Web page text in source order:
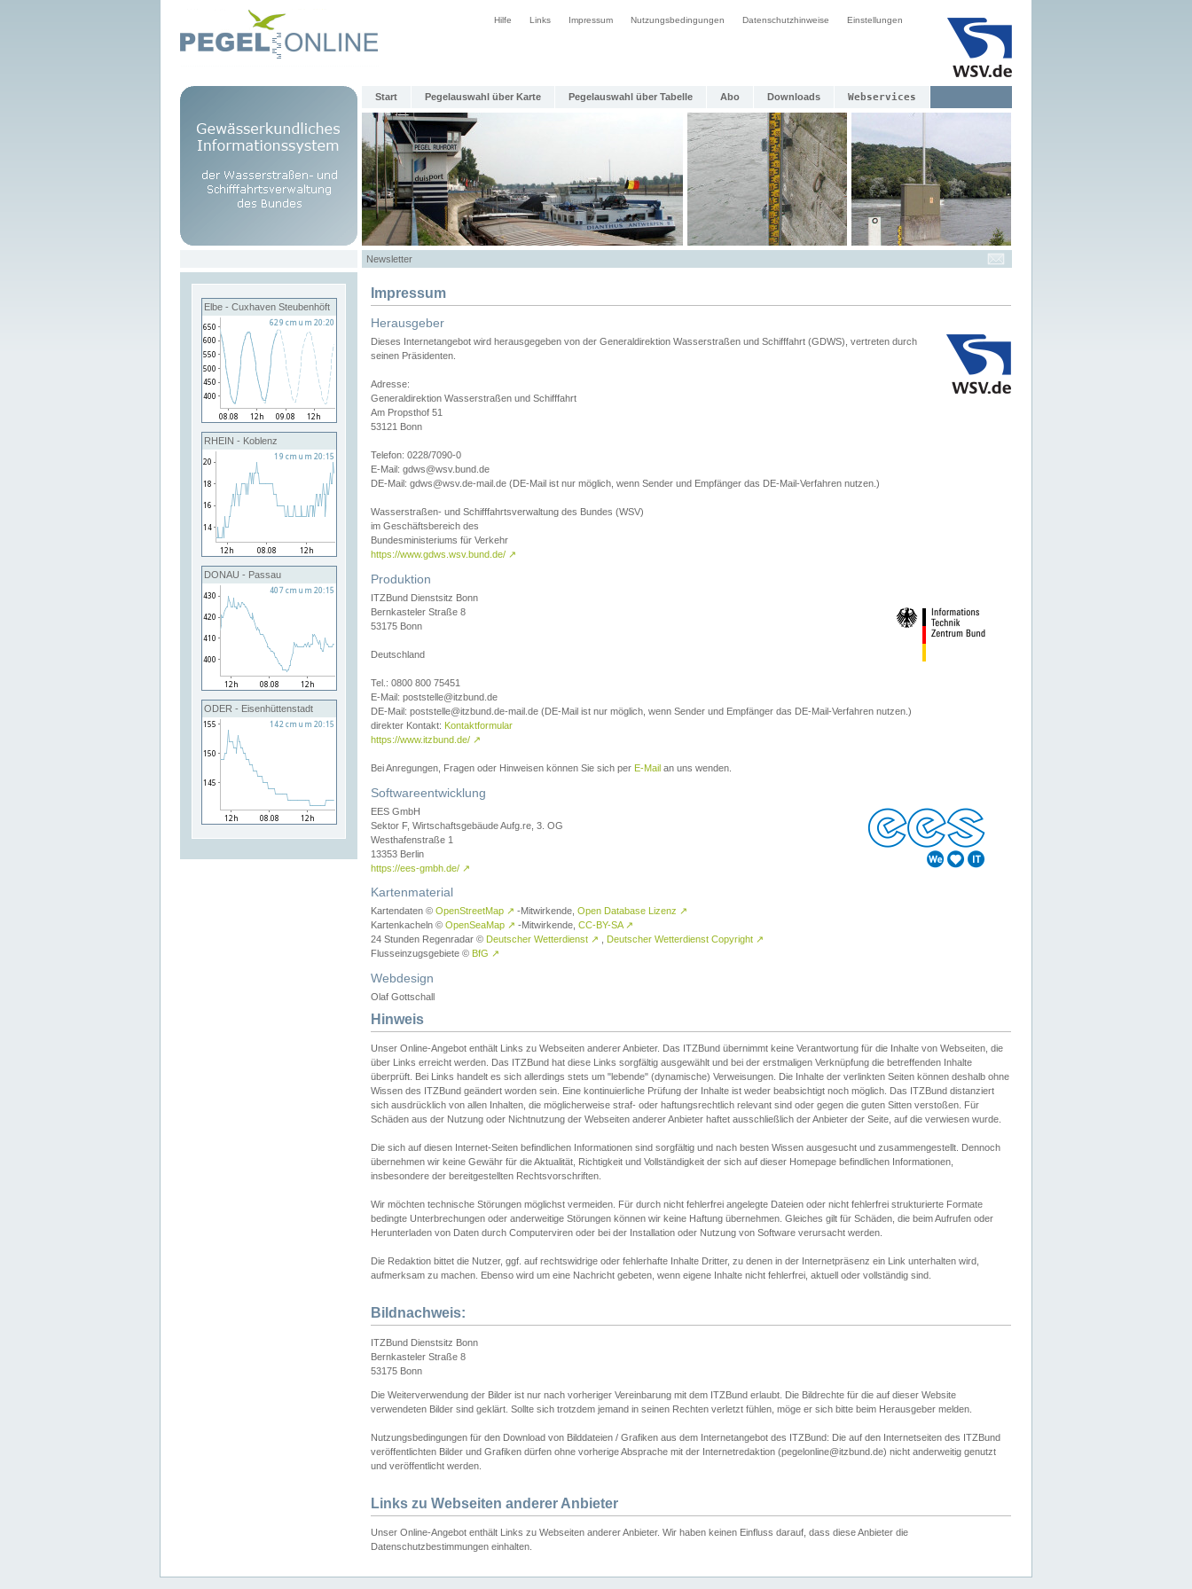
Hilfe Links Impressum Nutzungsbedingungen Datenschutzhinweise Einstellungen
Start Pegelauswahl über Karte Pegelauswahl über Tabelle Abo Downloads Webservices
Newsletter
Elbe - Cuxhaven Steubenhöft
RHEIN - Koblenz
DONAU - Passau
ODER - Eisenhüttenstadt
Impressum
Herausgeber
Dieses Internetangebot wird herausgegeben von der Generaldirektion Wasserstraßen und Schifffahrt (GDWS), vertreten durch
seinen Präsidenten.
Adresse:
Generaldirektion Wasserstraßen und Schifffahrt
Am Propsthof 51
53121 Bonn
Telefon: 0228/7090-0
E-Mail: gdws@wsv.bund.de
DE-Mail: gdws@wsv.de-mail.de (DE-Mail ist nur möglich, wenn Sender und Empfänger das DE-Mail-Verfahren nutzen.)
Wasserstraßen- und Schifffahrtsverwaltung des Bundes (WSV)
im Geschäftsbereich des
Bundesministeriums für Verkehr
https://www.gdws.wsv.bund.de/ ↗
Produktion
ITZBund Dienstsitz Bonn
Bernkasteler Straße 8
53175 Bonn
Deutschland
Tel.: 0800 800 75451
E-Mail: poststelle@itzbund.de
DE-Mail: poststelle@itzbund.de-mail.de (DE-Mail ist nur möglich, wenn Sender und Empfänger das DE-Mail-Verfahren nutzen.)
direkter Kontakt: Kontaktformular
https://www.itzbund.de/ ↗
Bei Anregungen, Fragen oder Hinweisen können Sie sich per E-Mail an uns wenden.
Softwareentwicklung
EES GmbH
Sektor F, Wirtschaftsgebäude Aufg.re, 3. OG
Westhafenstraße 1
13353 Berlin
https://ees-gmbh.de/ ↗
Kartenmaterial
Kartendaten © OpenStreetMap ↗ -Mitwirkende, Open Database Lizenz ↗
Kartenkacheln © OpenSeaMap ↗ -Mitwirkende, CC-BY-SA ↗
24 Stunden Regenradar © Deutscher Wetterdienst ↗ Deutscher Wetterdienst Copyright ↗
Flusseinzugsgebiete © BfG ↗
Webdesign
Olaf Gottschall
Hinweis
Unser Online-Angebot enthält Links zu Webseiten anderer Anbieter. Das ITZBund übernimmt keine Verantwortung für die Inhalte von Webseiten, die
über Links erreicht werden. Das ITZBund hat diese Links sorgfältig ausgewählt und bei der erstmaligen Verknüpfung die betreffenden Inhalte
überprüft. Bei Links handelt es sich allerdings stets um "lebende" (dynamische) Verweisungen. Die Inhalte der verlinkten Seiten können deshalb ohne
Wissen des ITZBund geändert worden sein. Eine kontinuierliche Prüfung der Inhalte ist weder beabsichtigt noch möglich. Das ITZBund distanziert
sich ausdrücklich von allen Inhalten, die möglicherweise straf- oder haftungsrechtlich relevant sind oder gegen die guten Sitten verstoßen. Für
Schäden aus der Nutzung oder Nichtnutzung der Webseiten anderer Anbieter haftet ausschließlich der Anbieter der Seite, auf die verwiesen wurde.
Die sich auf diesen Internet-Seiten befindlichen Informationen sind sorgfältig und nach besten Wissen ausgesucht und zusammengestellt. Dennoch
übernehmen wir keine Gewähr für die Aktualität, Richtigkeit und Vollständigkeit der sich auf dieser Homepage befindlichen Informationen,
insbesondere der bereitgestellten Rechtsvorschriften.
Wir möchten technische Störungen möglichst vermeiden. Für durch nicht fehlerfrei angelegte Dateien oder nicht fehlerfrei strukturierte Formate
bedingte Unterbrechungen oder anderweitige Störungen können wir keine Haftung übernehmen. Gleiches gilt für Schäden, die beim Aufrufen oder
Herunterladen von Daten durch Computerviren oder bei der Installation oder Nutzung von Software verursacht werden.
Die Redaktion bittet die Nutzer, ggf. auf rechtswidrige oder fehlerhafte Inhalte Dritter, zu denen in der Internetpräsenz ein Link unterhalten wird,
aufmerksam zu machen. Ebenso wird um eine Nachricht gebeten, wenn eigene Inhalte nicht fehlerfrei, aktuell oder vollständig sind.
Bildnachweis:
ITZBund Dienstsitz Bonn
Bernkasteler Straße 8
53175 Bonn
Die Weiterverwendung der Bilder ist nur nach vorheriger Vereinbarung mit dem ITZBund erlaubt. Die Bildrechte für die auf dieser Website
verwendeten Bilder sind geklärt. Sollte sich trotzdem jemand in seinen Rechten verletzt fühlen, möge er sich bitte beim Herausgeber melden.
Nutzungsbedingungen für den Download von Bilddateien / Grafiken aus dem Internetangebot des ITZBund: Die auf den Internetseiten des ITZBund
veröffentlichten Bilder und Grafiken dürfen ohne vorherige Absprache mit der Internetredaktion (pegelonline@itzbund.de) nicht anderweitig genutzt
und veröffentlicht werden.
Links zu Webseiten anderer Anbieter
Unser Online-Angebot enthält Links zu Webseiten anderer Anbieter. Wir haben keinen Einfluss darauf, dass diese Anbieter die
Datenschutzbestimmungen einhalten.